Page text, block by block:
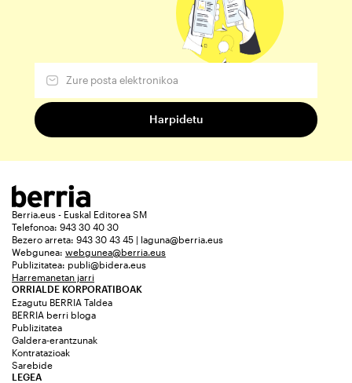
Berria.eus - Euskal Editorea SM
Telefonoa: 943 30 40 30
Bezero arreta: 943 30 43 45 | laguna@berria.eus
Webgunea: webgunea@berria.eus
Publizitatea: publi@bidera.eus
Harremanetan jarri
ORRIALDE KORPORATIBOAK
Ezagutu BERRIA Taldea
BERRIA berri bloga
Publizitatea
Galdera-erantzunak
Kontratazioak
Sarebide
LEGEA